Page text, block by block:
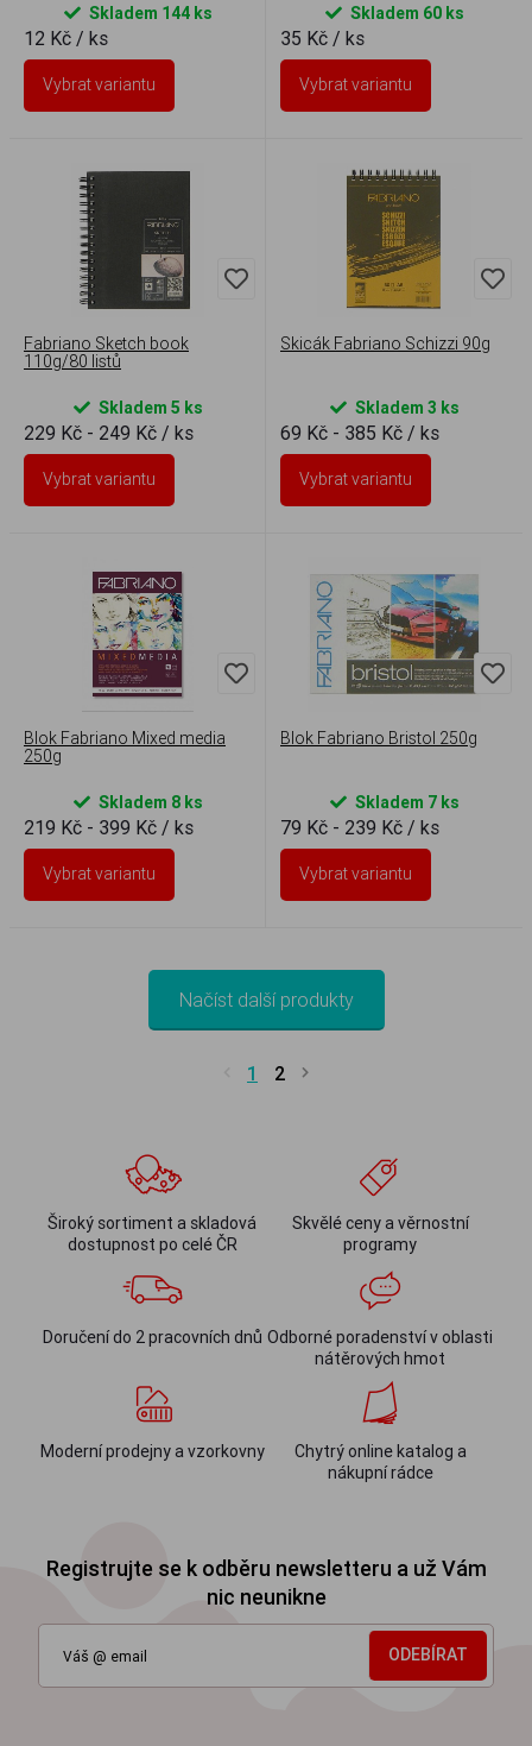
Skladem 144 ks
12 Kč / ks
Vybrat variantu
Skladem 60 ks
35 Kč / ks
Vybrat variantu
Fabriano Sketch book
110g/80 listů
Skladem 5 ks
229 Kč - 249 Kč / ks
Vybrat variantu
Skicák Fabriano Schizzi 90g
Skladem 3 ks
69 Kč - 385 Kč / ks
Vybrat variantu
Blok Fabriano Mixed media
250g
Skladem 8 ks
219 Kč - 399 Kč / ks
Vybrat variantu
Blok Fabriano Bristol 250g
Skladem 7 ks
79 Kč - 239 Kč / ks
Vybrat variantu
Načíst další produkty
1 2
Široký sortiment a skladová
dostupnost po celé ČR
Skvělé ceny a věrnostní
programy
Doručení do 2 pracovních dnů Odborné poradenství v oblasti
nátěrových hmot
Moderní prodejny a vzorkovny
Chytrý online katalog a
nákupní rádce
Registrujte se k odběru newsletteru a už Vám
nic neunikne
ODEBÍRAT